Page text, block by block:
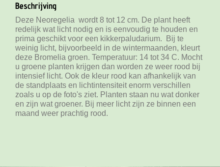
Beschrijving
Deze Neoregelia wordt 8 tot 12 cm. De plant heeft
redelijk wat licht nodig en is eenvoudig te houden en
prima geschikt voor een kikkerpaludarium. Bij te
weinig licht, bijvoorbeeld in de wintermaanden, kleurt
deze Bromelia groen. Temperatuur: 14 tot 34 C. Mocht
u groene planten krijgen dan worden ze weer rood bij
intensief licht. Ook de kleur rood kan afhankelijk van
de standplaats en lichtintensiteit enorm verschillen
zoals u op de foto's ziet. Planten staan nu wat donker
en zijn wat groener. Bij meer licht zijn ze binnen een
maand weer prachtig rood.